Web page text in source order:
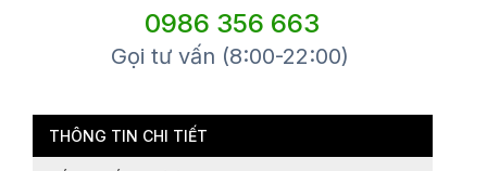
0986 356 663
Gọi tư vấn (8:00-22:00)
THÔNG TIN CHI TIẾT